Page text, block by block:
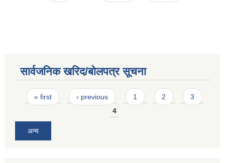
सार्वजनिक खरिद/बोलपत्र सूचना
Pages
« first ‹ previous 1 2
3
4
अन्य